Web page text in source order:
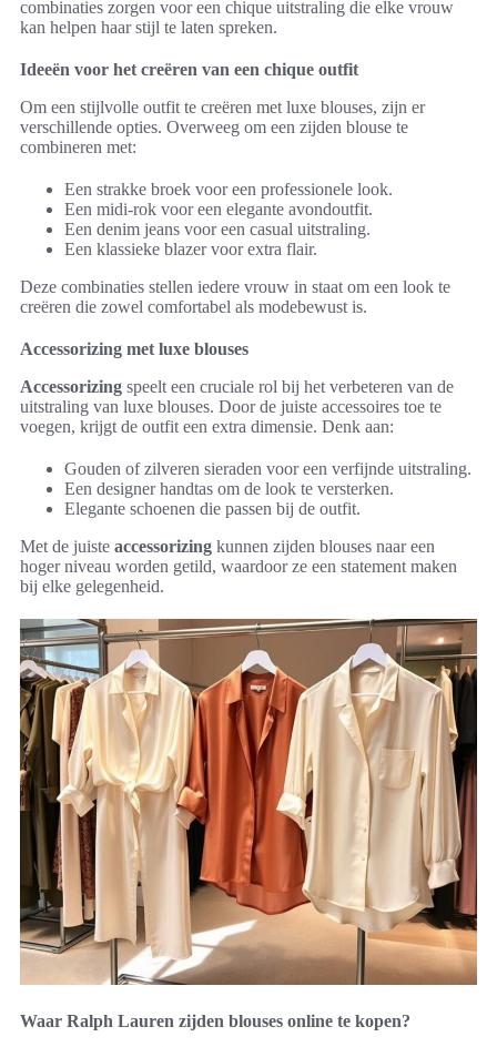
combinaties zorgen voor een chique uitstraling die elke vrouw
kan helpen haar stijl te laten spreken.
Ideeën voor het creëren van een chique outfit
Om een stijlvolle outfit te creëren met luxe blouses, zijn er
verschillende opties. Overweeg om een zijden blouse te
combineren met:
Een strakke broek voor een professionele look.
Een midi-rok voor een elegante avondoutfit.
Een denim jeans voor een casual uitstraling.
Een klassieke blazer voor extra flair.
Deze combinaties stellen iedere vrouw in staat om een look te
creëren die zowel comfortabel als modebewust is.
Accessorizing met luxe blouses
Accessorizing speelt een cruciale rol bij het verbeteren van de
uitstraling van luxe blouses. Door de juiste accessoires toe te
voegen, krijgt de outfit een extra dimensie. Denk aan:
Gouden of zilveren sieraden voor een verfijnde uitstraling.
Een designer handtas om de look te versterken.
Elegante schoenen die passen bij de outfit.
Met de juiste accessorizing kunnen zijden blouses naar een
hoger niveau worden getild, waardoor ze een statement maken
bij elke gelegenheid.
Waar Ralph Lauren zijden blouses online te kopen?